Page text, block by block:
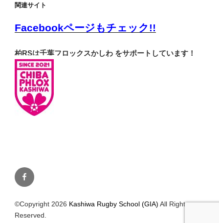
関連サイト
Facebookページもチェック!!
柏RSは千葉フロックスかしわ をサポートしています！
Facebook
©Copyright 2026 Kashiwa Rugby School (GIA) All Rights
Reserved.